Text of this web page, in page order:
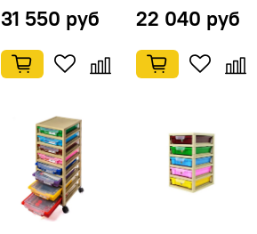
31 550 руб 22 040 руб